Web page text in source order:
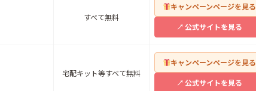
すべて無料
キャンペーンページを見る
公式サイトを見る
宅配キット等すべて無料
キャンペーンページを見る
公式サイトを見る